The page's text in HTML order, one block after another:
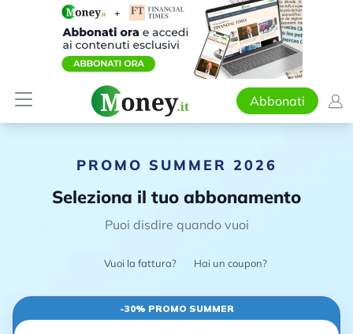
Abbonati
PROMO SUMMER 2026
Seleziona il tuo abbonamento
Puoi disdire quando vuoi
Vuoi la fattura? Hai un coupon?
-30% PROMO SUMMER